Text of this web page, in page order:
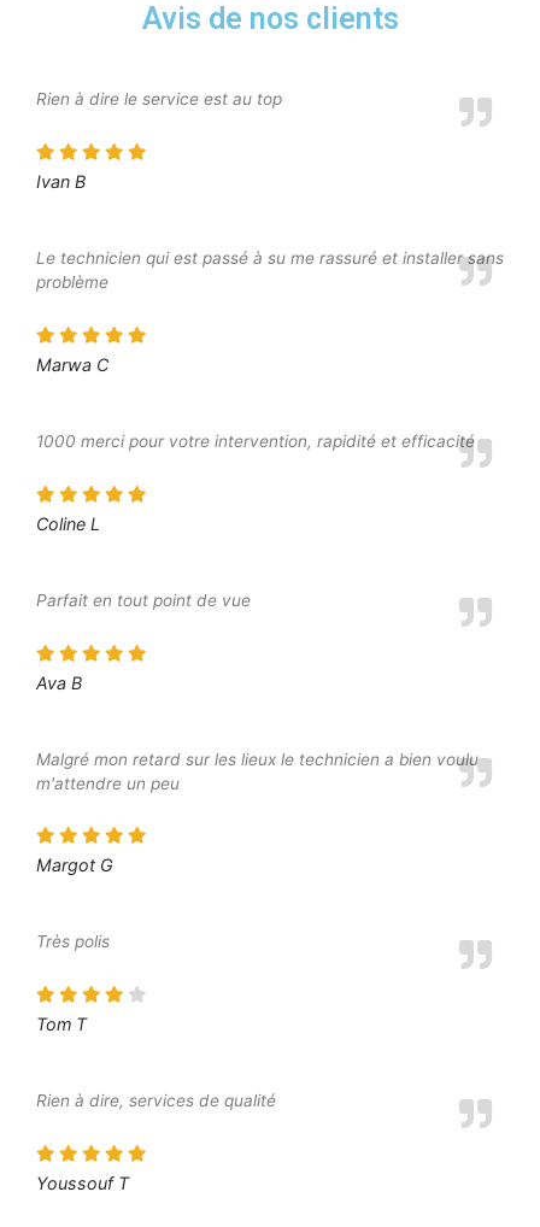
Avis de nos clients
Rien à dire le service est au top
Ivan B
Le technicien qui est passé à su me rassuré et installer sans
problème
Marwa C
1000 merci pour votre intervention, rapidité et efficacité
Coline L
Parfait en tout point de vue
Ava B
Malgré mon retard sur les lieux le technicien a bien voulu
m'attendre un peu
Margot G
Très polis
Tom T
Rien à dire, services de qualité
Youssouf T